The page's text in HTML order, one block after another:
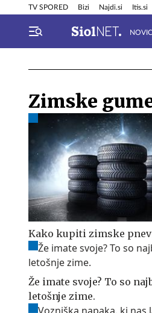
TV SPORED Bizi Najdi.si Itis.si
Info in obvestila
Zimske
Kako kupiti zimske
Že imate svoje? To so
letošnje zime.